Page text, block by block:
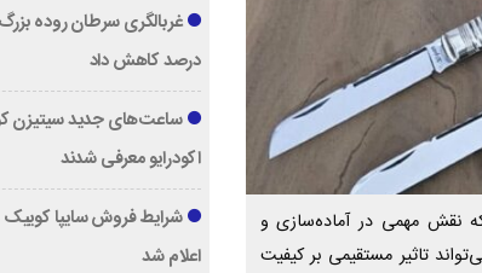
نقش مهمی در آماده‌سازی و
تاثیر مستقیمی بر کیفیت
درصد کاهش داد
ساعت‌های جدید سیتیزن
اکودرایو معرفی شدند
اعلام شد